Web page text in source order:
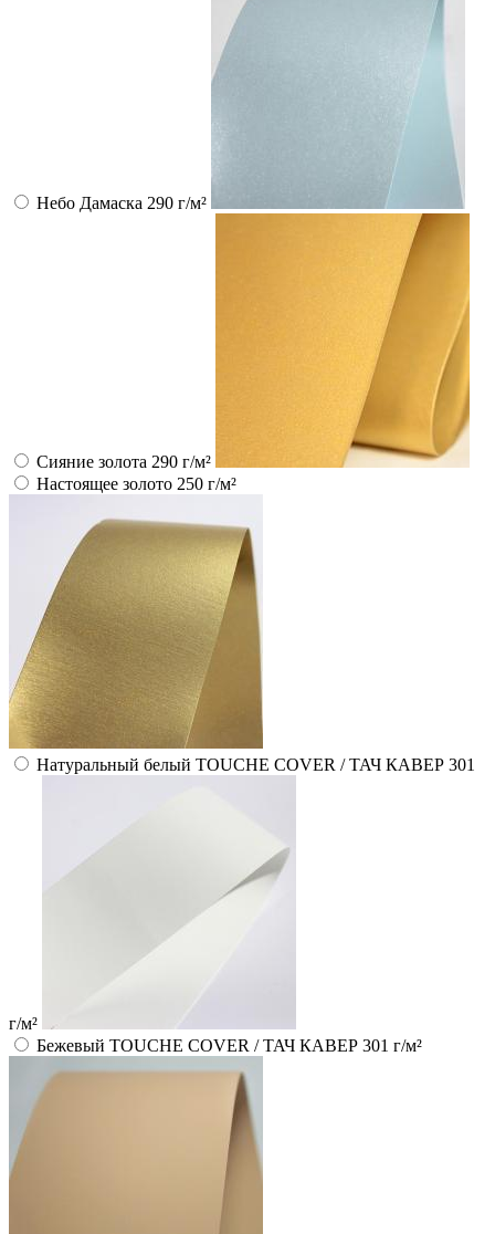
Небо Дамаска 290 г/м²
Сияние золота 290 г/м²
Настоящее золото 250 г/м²
Натуральный белый TOUCHE COVER / ТАЧ КАВЕР 301
г/м²
Бежевый TOUCHE COVER / ТАЧ КАВЕР 301 г/м²